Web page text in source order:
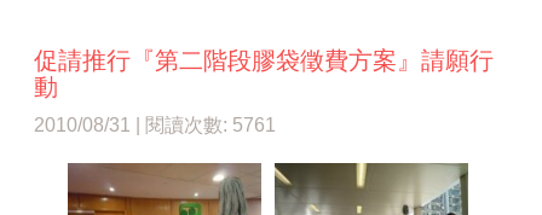
促請推行『第二階段膠袋徵費方案』請願行
動
2010/08/31 | 閱讀次數: 5761